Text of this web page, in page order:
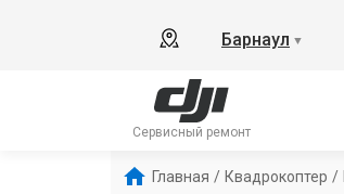
Барнаул ▼
Сервисный ремонт
Главная / Квадрокоптер /